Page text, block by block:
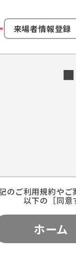
来場者情報登録
■
のご利用規約や
以下の［同意
ホーム